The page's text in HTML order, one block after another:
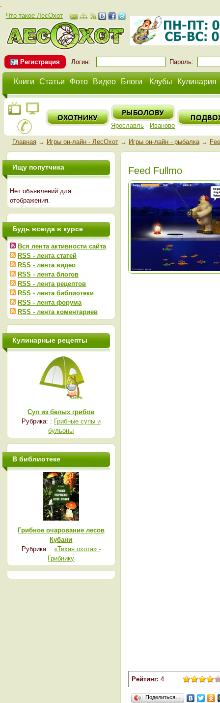
.
Что такое ЛесОхот-
Регистрация Логин: Пароль:
Книги Статьи Фото Видео Блоги Клубы Кулинария
Ярославль - Иваново
Главная→ Игры он-лайн - ЛесОхот→ Игры он-лайн - рыбалка→
Feed Fullmo
Рейтинг: 4
Поделиться…
Ищу попутчика
Нет объявлений для
отображения.
Будь всегда в курсе
Вся лента активности сайта
RSS - лента статей
RSS - лента видео
RSS - лента блогов
RSS - лента рецептов
RSS - лента библиотеки
RSS - лента форума
RSS - лента коментариев
Кулинарные рецепты
Суп из белых грибов
Рубрика: : Грибные супы и
бульоны
В библиотеке
Грибное очарование лесов
Кубани
Рубрика: : «Тихая охота» -
Грибнику